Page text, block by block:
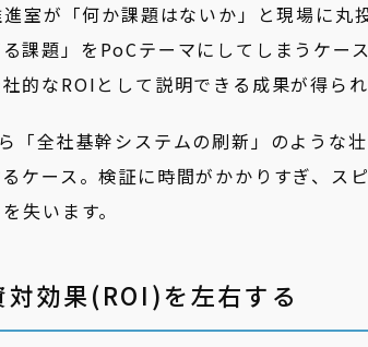
進室が「何か課題はないか」と現場に丸
課題」をPoCテーマにしてしまうケー
的なROIとして説明できる成果が得られ
「全社基幹システムの刷新」のような
ケース。検証に時間がかかりすぎ、ス
失います。
対効果(ROI)を左右する